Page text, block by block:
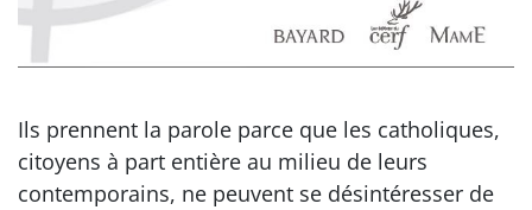
Ils prennent la parole parce que les catholiques,
citoyens à part entière au milieu de leurs
contemporains, ne peuvent se désintéresser de